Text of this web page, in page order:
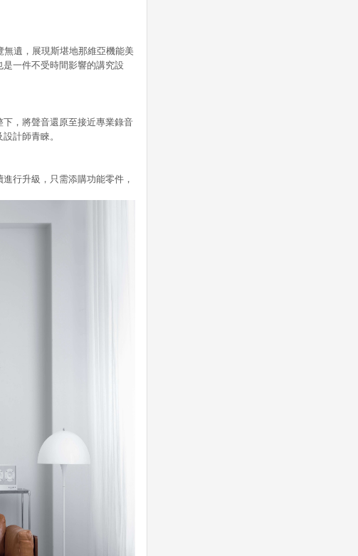
遺，展現斯堪地那維亞機能美
一件不受時間影響的講究設
，將聲音還原至接近專業錄音
計師青睞。
行升級，只需添購功能零件，